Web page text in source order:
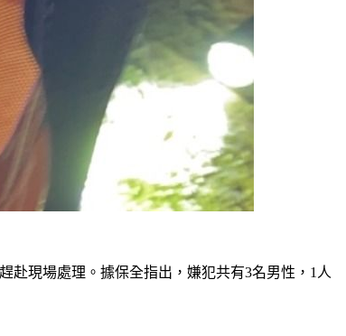
赴現場處理。據保全指出，嫌犯共有3名男性，1人